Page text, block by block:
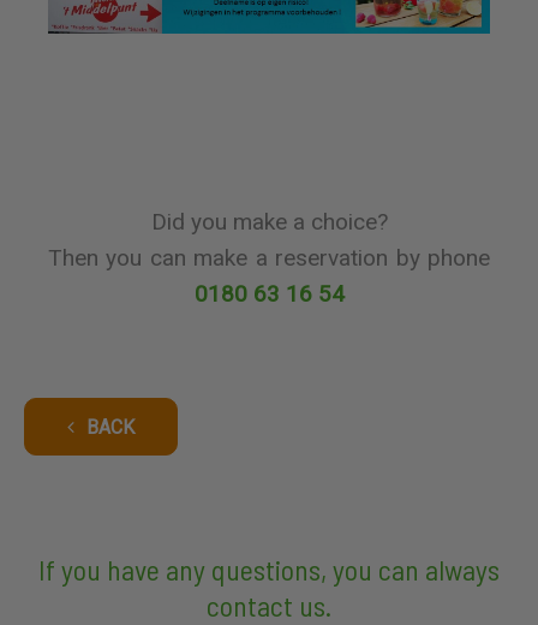
Did you make a choice?
Then you can make a reservation by phone
0180 63 16 54
BACK
If you have any questions, you can always
contact us.